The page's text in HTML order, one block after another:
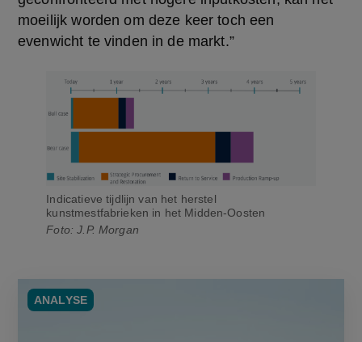
moeilijk worden om deze keer toch een
evenwicht te vinden in de markt.”
Indicatieve tijdlijn van het herstel
kunstmestfabrieken in het Midden-Oosten
Foto: J.P. Morgan
ANALYSE